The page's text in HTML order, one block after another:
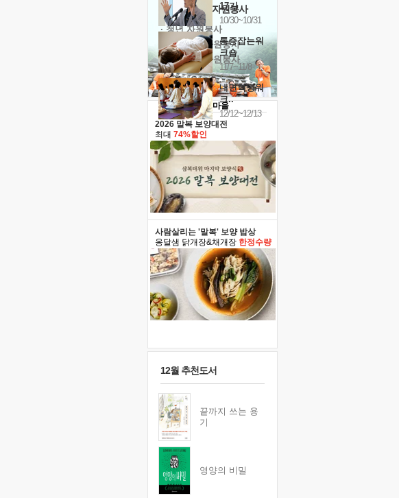
17기
10/30~10/31
통증잡는워
크숍
11/7~11/8
내면혁명워
크..
12/12~12/13
'옹달샘의 꽃' 자원봉사
· 청년 자원봉사
· 금빛청년 자원봉사
· 음식연구 자원봉사
2026 말복 보양대전
최대 74%할인
사람살리는 '말복' 보양 밥상
옹달샘 닭개장&채개장 한정수량
12월 추천도서
끝까지 쓰는 용
기
영양의 비밀